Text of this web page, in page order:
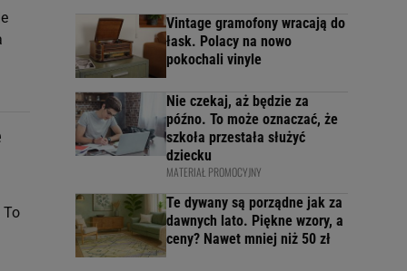
To
Vintage gramofony wracają do
łask. Polacy na nowo
pokochali vinyle
Nie czekaj, aż będzie za
późno. To może oznaczać, że
szkoła przestała służyć
dziecku
MATERIAŁ PROMOCYJNY
Te dywany są porządne jak za
dawnych lato. Piękne wzory, a
ceny? Nawet mniej niż 50 zł
reklam i treści,